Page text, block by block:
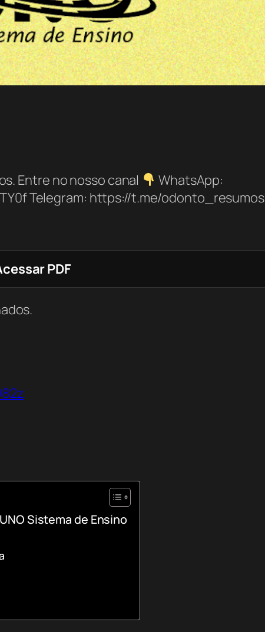
Entre no nosso canal
WhatsApp:
Telegram: https://t.me/odonto_resumos
PDF
Sistema de Ensino